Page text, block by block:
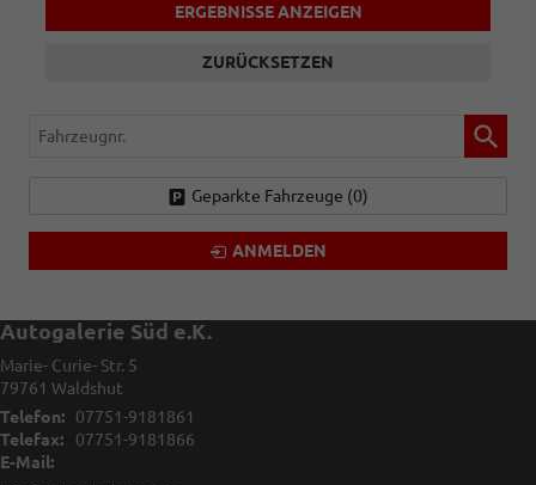
ERGEBNISSE ANZEIGEN
ZURÜCKSETZEN
Fahrzeugnr.
Geparkte Fahrzeuge (0)
ANMELDEN
Autogalerie Süd e.K.
Marie- Curie- Str. 5
79761 Waldshut
Telefon:
07751-9181861
Telefax:
07751-9181866
E-Mail: